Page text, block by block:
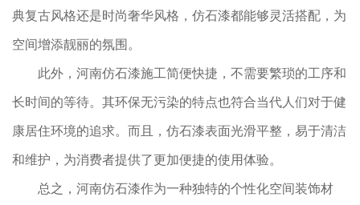
典复古风格还是时尚奢华风格，仿石漆都能够灵活搭配，为
空间增添靓丽的氛围。
此外，河南仿石漆施工简便快捷，不需要繁琐的工序和
长时间的等待。其环保无污染的特点也符合当代人们对于健
康居住环境的追求。而且，仿石漆表面光滑平整，易于清洁
和维护，为消费者提供了更加便捷的使用体验。
总之，河南仿石漆作为一种独特的个性化空间装饰材